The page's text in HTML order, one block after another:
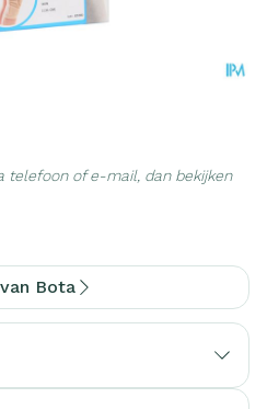
telefoon of e-mail, dan bekijken
Bota